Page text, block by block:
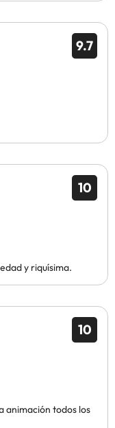
9.7
10
y riquísima.
10
animación todos los